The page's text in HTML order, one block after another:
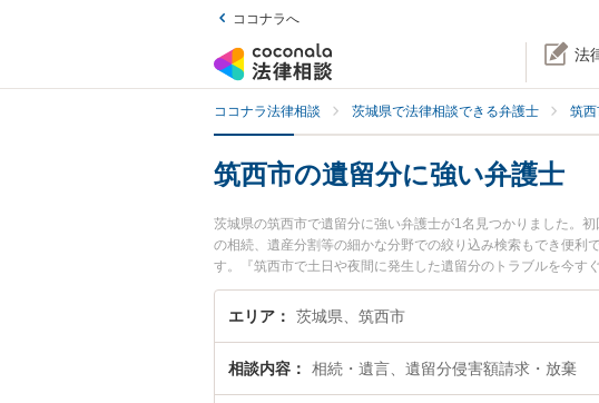
ココナラへ
法
ココナラ法律相談 茨城県で法律相談できる弁護士 筑
筑西市の遺留分に強い弁護士
茨城県の筑西市で遺留分に強い弁護士が1名見つかりました。
の相続、遺産分割等の細かな分野での絞り込み検索もでき便利
す。『筑西市で土日や夜間に発生した遺留分のトラブルを今す
分を法律相談できる筑西市内の弁護士に相談予約したい』など
エリア 茨城県、筑西市
相談内容 相続・遺言、遺留分侵害額請求・放棄